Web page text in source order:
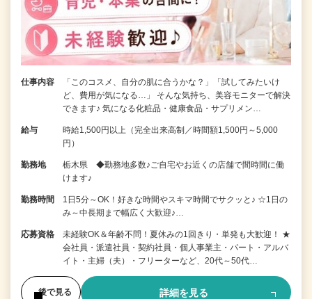
仕事内容
「このコスメ、自分の肌に合うかな？」「試してみたいけ
ど、費用が気になる…」 そんな気持ち、美容モニターで解決
できます♪ 気になる化粧品・健康食品・サプリメン…
給与
時給1,500円以上（完全出来高制／時間額1,500円～5,000
円）
勤務地
栃木県 ◆勤務地多数♪ご自宅やお近くの店舗で間時間に働
けます♪
勤務時間
1日5分～OK！好きな時間やスキマ時間でサクッと♪ ☆1日の
み～中長期まで幅広く大歓迎♪…
応募資格
未経験OK＆年齢不問！夏休みの1回きり・単発も大歓迎！ ★
会社員・派遣社員・契約社員・個人事業主・パート・アルバ
イト・主婦（夫）・フリーターなど、20代～50代…
後で見る 詳細を見る